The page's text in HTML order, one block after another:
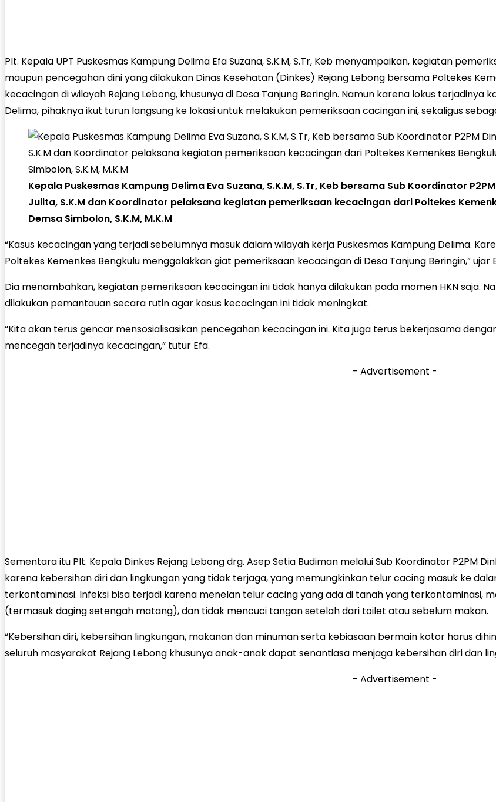
Plt. Kepala UPT Puskesmas Kampung Delima Efa Suzana, S.K.M, S.Tr, Keb menyampaikan, kegiatan
maupun pencegahan dini yang dilakukan Dinas Kesehatan (Dinkes) Rejang Lebong bersama Poltekes
kecacingan di wilayah Rejang Lebong, khusunya di Desa Tanjung Beringin. Namun karena lokus terjadinya
Delima, pihaknya ikut turun langsung ke lokasi untuk melakukan pemeriksaan cacingan ini, sekaligus
Kepala Puskesmas Kampung Delima Eva Suzana, S.K.M, S.Tr, Keb bersama Sub Koordinator
Julita, S.K.M dan Koordinator pelaksana kegiatan pemeriksaan kecacingan dari Poltekes
Demsa Simbolon, S.K.M, M.K.M
“Kasus kecacingan yang terjadi sebelumnya masuk dalam wilayah kerja Puskesmas Kampung Delima.
Poltekes Kemenkes Bengkulu menggalakkan giat pemeriksaan kecacingan di Desa Tanjung Beringin,” ujar
Dia menambahkan, kegiatan pemeriksaan kecacingan ini tidak hanya dilakukan pada momen HKN saja.
dilakukan pemantauan secara rutin agar kasus kecacingan ini tidak meningkat.
“Kita akan terus gencar mensosialisasikan pencegahan kecacingan ini. Kita juga terus bekerjasama
mencegah terjadinya kecacingan,” tutur Efa.
- Advertisement -
Sementara itu Plt. Kepala Dinkes Rejang Lebong drg. Asep Setia Budiman melalui Sub Koordinator P2PM
karena kebersihan diri dan lingkungan yang tidak terjaga, yang memungkinkan telur cacing masuk ke
terkontaminasi. Infeksi bisa terjadi karena menelan telur cacing yang ada di tanah yang terkontaminasi,
(termasuk daging setengah matang), dan tidak mencuci tangan setelah dari toilet atau sebelum makan.
“Kebersihan diri, kebersihan lingkungan, makanan dan minuman serta kebiasaan bermain kotor harus
seluruh masyarakat Rejang Lebong khusunya anak-anak dapat senantiasa menjaga kebersihan diri dan
- Advertisement -